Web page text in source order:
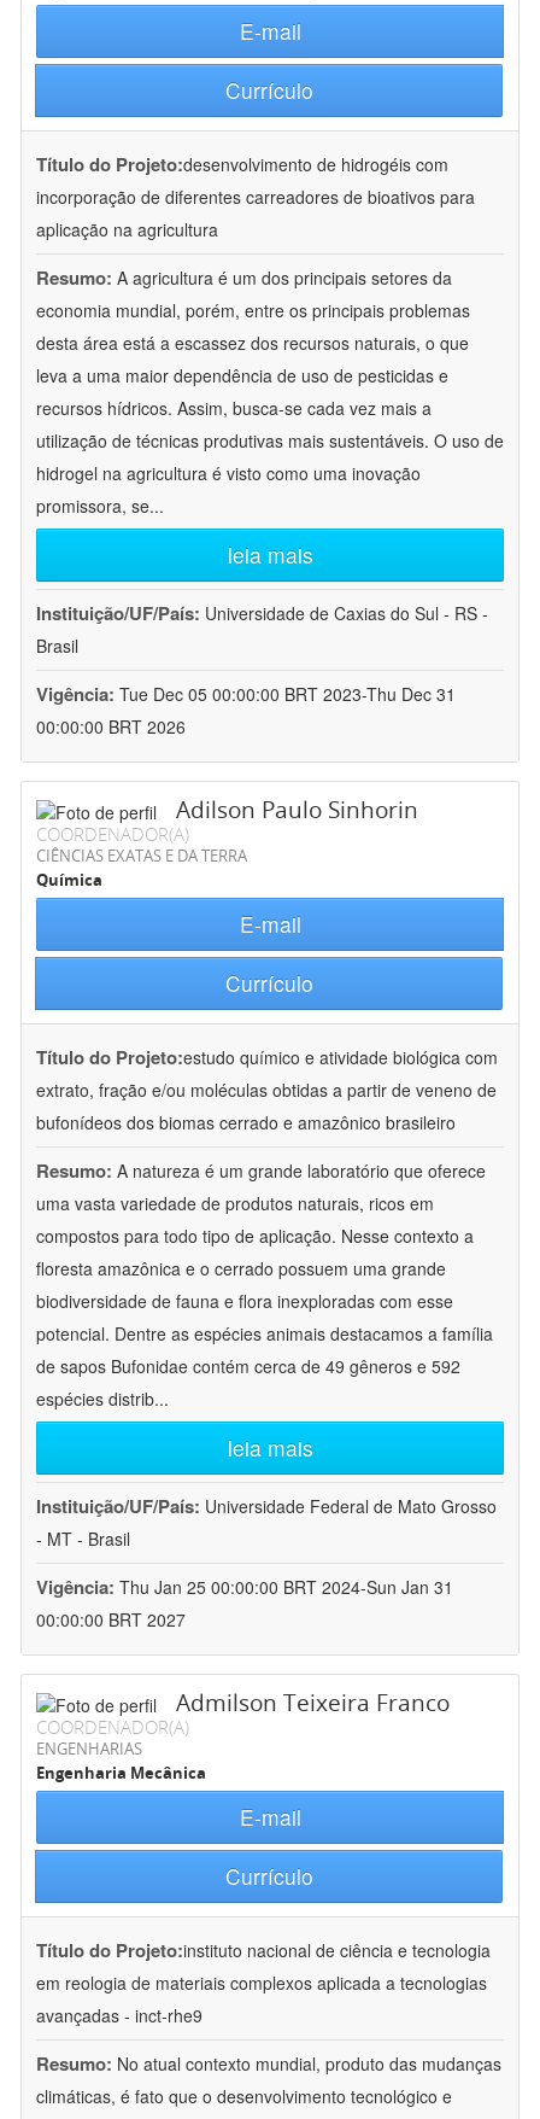
E-mail
Currículo
Título do Projeto:desenvolvimento de hidrogéis com
incorporação de diferentes carreadores de bioativos para
aplicação na agricultura
Resumo: A agricultura é um dos principais setores da
economia mundial, porém, entre os principais problemas
desta área está a escassez dos recursos naturais, o que
leva a uma maior dependência de uso de pesticidas e
recursos hídricos. Assim, busca-se cada vez mais a
utilização de técnicas produtivas mais sustentáveis. O uso de
hidrogel na agricultura é visto como uma inovação
promissora, se...
leia mais
Instituição/UF/País: Universidade de Caxias do Sul - RS -
Brasil
Vigência: Tue Dec 05 00:00:00 BRT 2023-Thu Dec 31
00:00:00 BRT 2026
Adilson Paulo Sinhorin
COORDENADOR(A)
CIÊNCIAS EXATAS E DA TERRA
Química
E-mail
Currículo
Título do Projeto:estudo químico e atividade biológica com
extrato, fração e/ou moléculas obtidas a partir de veneno de
bufonídeos dos biomas cerrado e amazônico brasileiro
Resumo: A natureza é um grande laboratório que oferece
uma vasta variedade de produtos naturais, ricos em
compostos para todo tipo de aplicação. Nesse contexto a
floresta amazônica e o cerrado possuem uma grande
biodiversidade de fauna e flora inexploradas com esse
potencial. Dentre as espécies animais destacamos a família
de sapos Bufonidae contém cerca de 49 gêneros e 592
espécies distrib...
leia mais
Instituição/UF/País: Universidade Federal de Mato Grosso
- MT - Brasil
Vigência: Thu Jan 25 00:00:00 BRT 2024-Sun Jan 31
00:00:00 BRT 2027
Admilson Teixeira Franco
COORDENADOR(A)
ENGENHARIAS
Engenharia Mecânica
E-mail
Currículo
Título do Projeto:instituto nacional de ciência e tecnologia
em reologia de materiais complexos aplicada a tecnologias
avançadas - inct-rhe9
Resumo: No atual contexto mundial, produto das mudanças
climáticas, é fato que o desenvolvimento tecnológico e